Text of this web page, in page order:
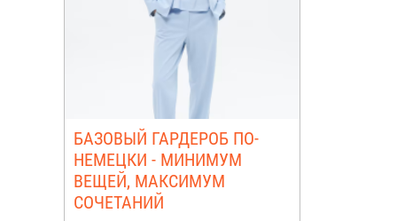
БАЗОВЫЙ ГАРДЕРОБ ПО-
НЕМЕЦКИ - МИНИМУМ
ВЕЩЕЙ, МАКСИМУМ
СОЧЕТАНИЙ